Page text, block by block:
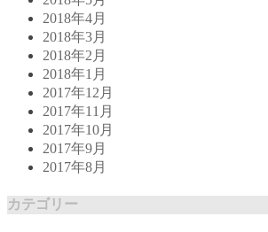
2018年4月
2018年3月
2018年2月
2018年1月
2017年12月
2017年11月
2017年10月
2017年9月
2017年8月
カテゴリー